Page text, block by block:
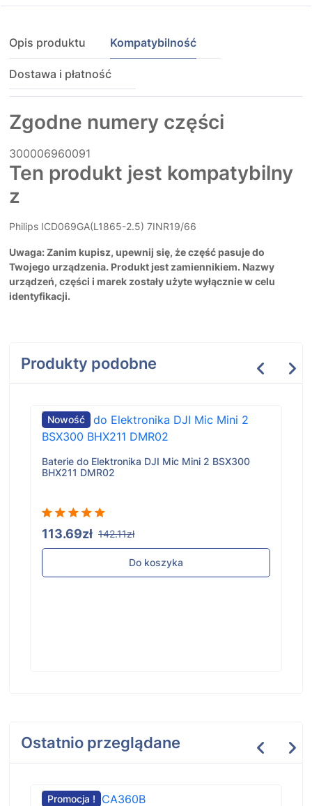
Opis produktu Kompatybilność
Dostawa i płatność
Zgodne numery części
300006960091
Ten produkt jest kompatybilny
z
Philips ICD069GA(L1865-2.5) 7INR19/66
Uwaga: Zanim kupisz, upewnij się, że część pasuje do
Twojego urządzenia. Produkt jest zamiennikiem. Nazwy
urządzeń, części i marek zostały użyte wyłącznie w celu
identyfikacji.
Produkty podobne
Nowość
Baterie do Elektronika DJI Mic Mini 2 BSX300
BHX211 DMR02
113.69zł 142.11zł
Do koszyka
Ostatnio przeglądane
Promocja !